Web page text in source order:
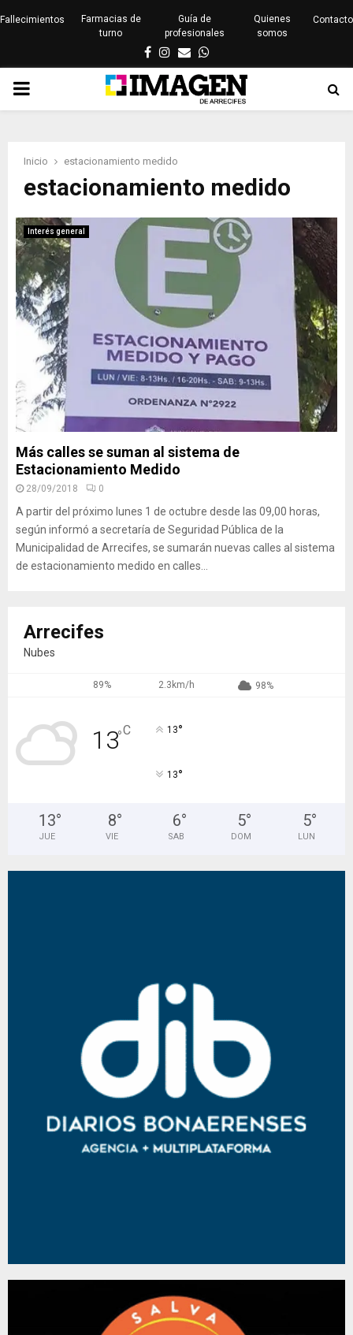
Fallecimientos
Farmacias de
turno
Guía de
profesionales
Quienes
somos
Contacto
Facebook
Instagram
EmailWhatsapp
PRIMARY
Inicio estacionamiento medido
estacionamiento medido
Interés general
Más calles se suman al sistema de
Estacionamiento Medido
28/09/2018 0
A partir del próximo lunes 1 de octubre desde las 09,00 horas,
según informó a secretaría de Seguridad Pública de la
Municipalidad de Arrecifes, se sumarán nuevas calles al sistema
de estacionamiento medido en calles...
Arrecifes
Nubes
89% 2.3km/h 98%
13°C 13°
13°
13°
JUE
8°
VIE
6°
SAB
5°
DOM
5°
LUN